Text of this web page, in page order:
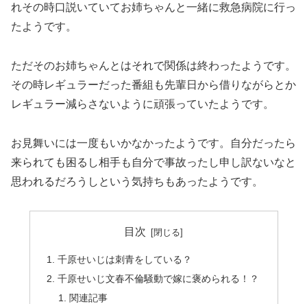
れその時口説いていてお姉ちゃんと一緒に救急病院に行っ
たようです。
ただそのお姉ちゃんとはそれで関係は終わったようです。
その時レギュラーだった番組も先輩日から借りながらとか
レギュラー減らさないように頑張っていたようです。
お見舞いには一度もいかなかったようです。自分だったら
来られても困るし相手も自分で事故ったし申し訳ないなと
思われるだろうしという気持ちもあったようです。
目次
千原せいじは刺青をしている？
千原せいじ文春不倫騒動で嫁に褒められる！？
関連記事